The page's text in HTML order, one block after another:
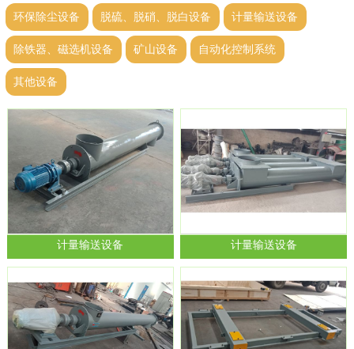
环保除尘设备 脱硫、脱硝、脱白设备 计量输送设备
除铁器、磁选机设备 矿山设备 自动化控制系统
其他设备
计量输送设备 计量输送设备